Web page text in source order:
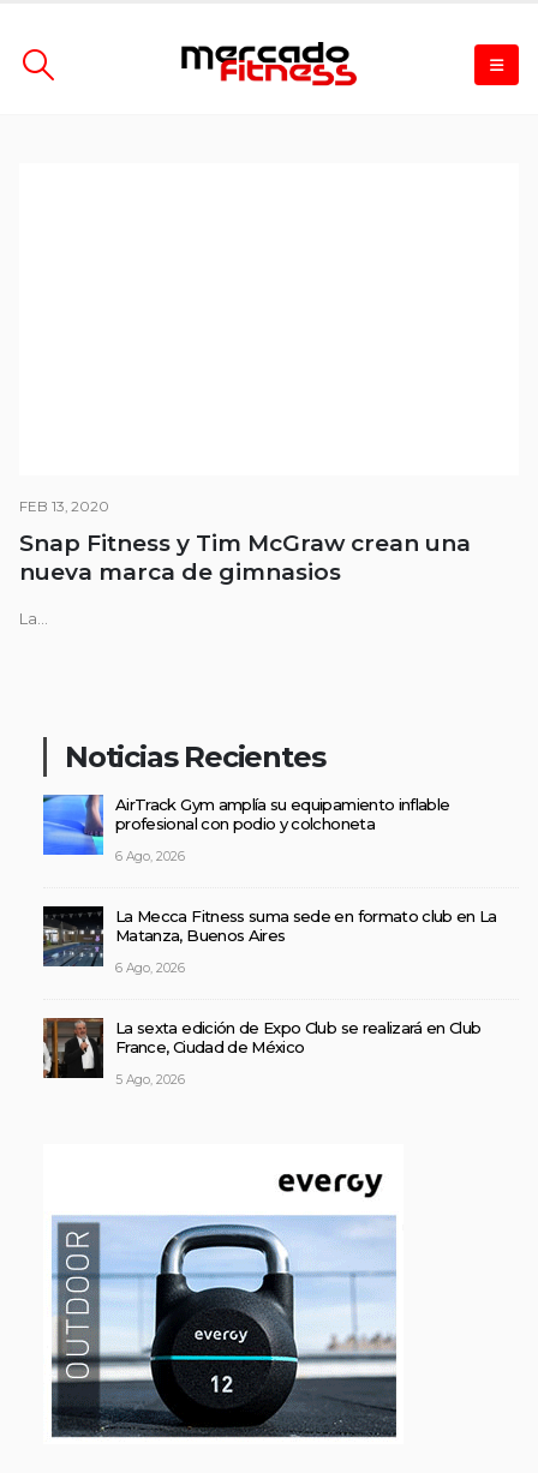
FEB 13, 2020
Snap Fitness y Tim McGraw crean una
nueva marca de gimnasios
La...
Noticias Recientes
AirTrack Gym amplía su equipamiento inflable
profesional con podio y colchoneta
6 Ago, 2026
La Mecca Fitness suma sede en formato club en La
Matanza, Buenos Aires
6 Ago, 2026
La sexta edición de Expo Club se realizará en Club
France, Ciudad de México
5 Ago, 2026